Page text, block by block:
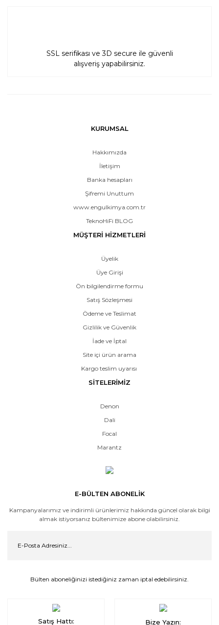
SSL serifikası ve 3D secure ile güvenli
alışveriş yapabilirsiniz.
KURUMSAL
Hakkımızda
İletişim
Banka hesapları
Şifremi Unuttum
www.engulkimya.com.tr
TeknoHiFi BLOG
MÜŞTERİ HİZMETLERİ
Üyelik
Üye Girişi
Ön bilgilendirme formu
Satış Sözleşmesi
Ödeme ve Teslimat
Gizlilik ve Güvenlik
İade ve İptal
Site içi ürün arama
Kargo teslim uyarısı
SİTELERİMİZ
Denon
Dali
Focal
Marantz
E-BÜLTEN ABONELİK
Kampanyalarımız ve indirimli ürünlerimiz hakkında güncel olarak bilgi
almak istiyorsanız bültenimize abone olabilirsiniz.
Bülten aboneliğinizi istediğiniz zaman iptal edebilirsiniz.
Satış Hattı: Bize Yazın: